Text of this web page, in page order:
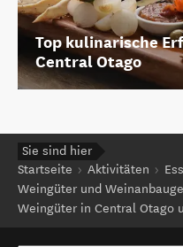
Top kulinarische
Central Otago
Sie sind hier
Startseite
Aktivitäten
Weingüter und
Weingüter in Central Otago